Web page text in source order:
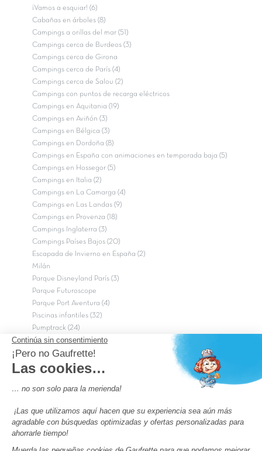
¡Vamos a esquiar! (6)
Cabañas en árboles (8)
Campings a orillas del mar (51)
Campings cerca de Burdeos (3)
Campings cerca de Girona
Campings cerca de París (4)
Campings cerca de Salou (2)
Campings con puntos de recarga eléctricos
Campings en Aquitania (19)
Campings en Aviñón (3)
Campings en Bélgica (3)
Campings en Dordoña (8)
Campings en España con animaciones en temporada baja (5)
Campings en Hossegor (5)
Campings en Italia (2)
Campings en La Camarga (4)
Campings en Las Landas (9)
Campings en Provenza (18)
Campings Inglaterra (3)
Campings Países Bajos (20)
Escapada de Invierno en España (2)
Milán
Parque Disneyland París (3)
Parque Futuroscope
Parque Port Aventura (4)
Piscinas infantiles (32)
Pumptrack (24)
Puy du Fou (2)
Roma
Semana Santa (17)
Campings de 4 estrellas en Francia
Los camping con piscinas en Francia
Camping Barcelona
Camping Murcia